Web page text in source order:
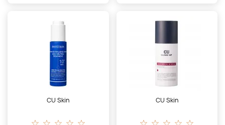
CU Skin CU Skin